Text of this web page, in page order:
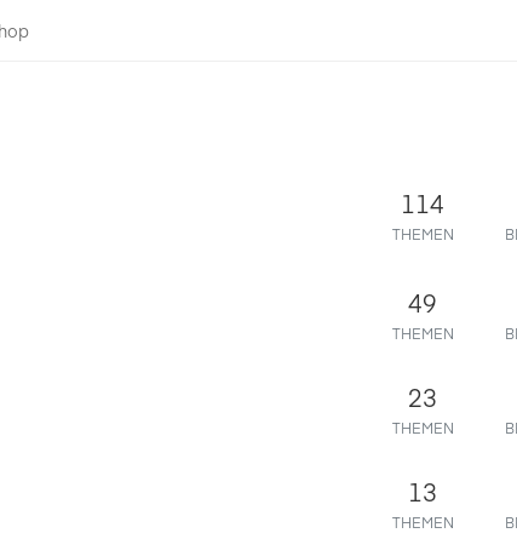
114
THEMEN
49
THEMEN
23
THEMEN
13
THEMEN